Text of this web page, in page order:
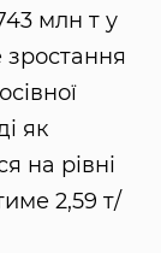
млн т у
зростання
як
на рівні
2,59 т/